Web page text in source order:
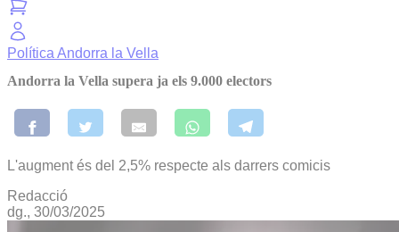
Política Andorra la Vella
Andorra la Vella supera ja els 9.000 electors
L'augment és del 2,5% respecte als darrers comicis
Redacció
dg., 30/03/2025